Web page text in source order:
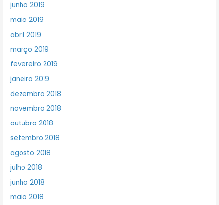
junho 2019
maio 2019
abril 2019
março 2019
fevereiro 2019
janeiro 2019
dezembro 2018
novembro 2018
outubro 2018
setembro 2018
agosto 2018
julho 2018
junho 2018
maio 2018